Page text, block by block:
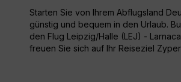
Starten Sie von Ihrem Abflugsland
günstig und bequem in den Urlaub.
den Flug Leipzig/Halle (LEJ) -
freuen Sie sich auf Ihr Reiseziel